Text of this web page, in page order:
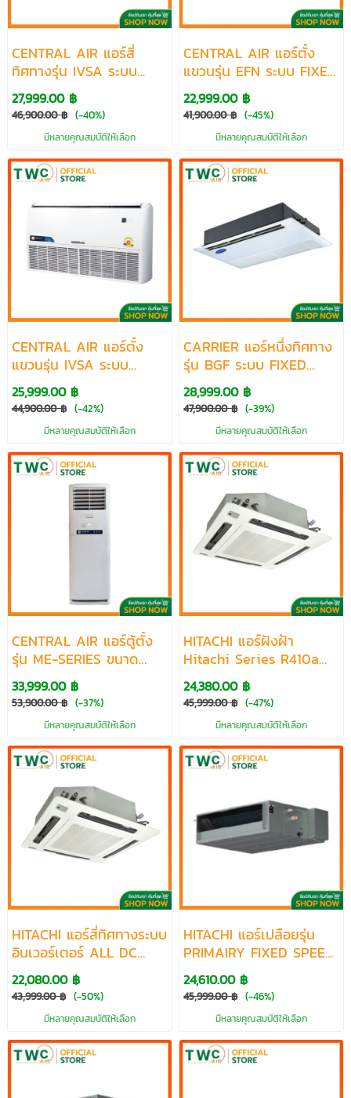
CENTRAL AIR แอร์สี่
ทิศทางรุ่น IVSA ระบบ
INVERTER ขนาด 18800-
61000 BTU
27,999.00 ฿
46,900.00 ฿ (-40%)
มีหลายคุณสมบัติให้เลือก
CENTRAL AIR แอร์ตั้ง
แขวนรุ่น EFN ระบบ FIXED
SPEED ขนาด 13242-
40944 BTU
22,999.00 ฿
41,900.00 ฿ (-45%)
มีหลายคุณสมบัติให้เลือก
CENTRAL AIR แอร์ตั้ง
แขวนรุ่น IVSA ระบบ
INVERTER ขนาด 12200-
61000 BTU
25,999.00 ฿
44,900.00 ฿ (-42%)
มีหลายคุณสมบัติให้เลือก
CARRIER แอร์หนึ่งทิศทาง
รุ่น BGF ระบบ FIXED
SPEED ขนาด 13300-
40200 BTU
28,999.00 ฿
47,900.00 ฿ (-39%)
มีหลายคุณสมบัติให้เลือก
CENTRAL AIR แอร์ตู้ตั้ง
รุ่น ME-SERIES ขนาด
24600-60000BTU
33,999.00 ฿
53,900.00 ฿ (-37%)
มีหลายคุณสมบัติให้เลือก
HITACHI แอร์ฝังฝ้า
Hitachi Series R410a
Cassette Fixed Speed
ขนาด 11942-42650 BTU
24,380.00 ฿
45,999.00 ฿ (-47%)
มีหลายคุณสมบัติให้เลือก
้HITACHI แอร์สี่ทิศทางระบบ
อินเวอร์เตอร์ ALL DC
Cassette R410a
ขนาด12283-52715 BTU
22,080.00 ฿
43,999.00 ฿ (-50%)
มีหลายคุณสมบัติให้เลือก
HITACHI แอร์เปลือยรุ่น
PRIMAIRY FIXED SPEED
DUCT TYPE R410a
ขนาด 18084-42650 BTU
24,610.00 ฿
45,999.00 ฿ (-46%)
มีหลายคุณสมบัติให้เลือก